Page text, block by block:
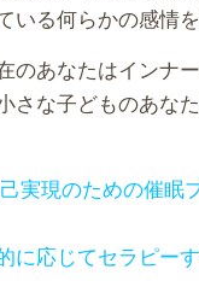
いる何らかの感情
のあなたはインナ
さな子どものあな
実現のための催眠
に応じてセラピー